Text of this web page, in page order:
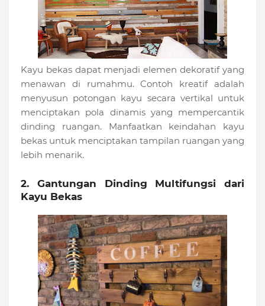
Kayu bekas dapat menjadi elemen dekoratif yang
menawan di rumahmu. Contoh kreatif adalah
menyusun potongan kayu secara vertikal untuk
menciptakan pola dinamis yang mempercantik
dinding ruangan. Manfaatkan keindahan kayu
bekas untuk menciptakan tampilan ruangan yang
lebih menarik.
2. Gantungan Dinding Multifungsi dari
Kayu Bekas